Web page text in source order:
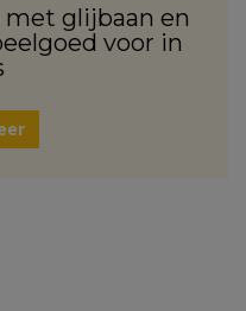
glijbaan en
voor in